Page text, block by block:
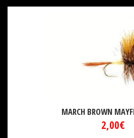
MARCH BROWN
2,00€